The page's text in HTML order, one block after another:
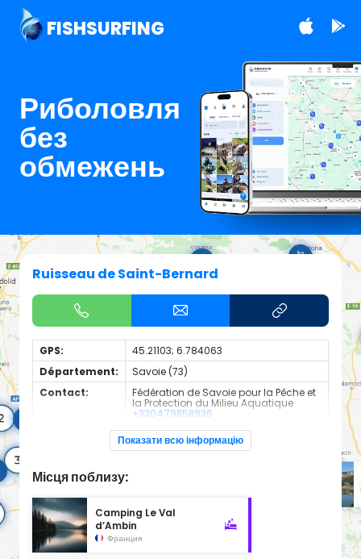
FISHSURFING
Риболовля
без
обмежень
Ruisseau de Saint-Bernard
GPS:
45.21103; 6.784063
Département:
Savoie (73)
Contact:
Fédération de Savoie pour la Pêche et
la Protection du Milieu Aquatique
+330479858936
Truite
catégorie piscicole à cet emplacement.
Показати всю інформацію
Місця поблизу:
Camping Le Val
d’Ambin
Франция